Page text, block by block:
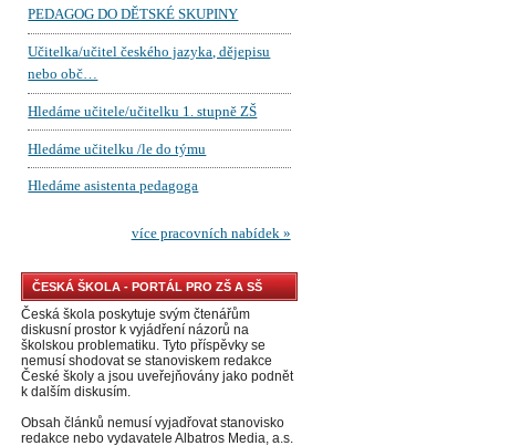
ČESKÁ ŠKOLA - PORTÁL PRO ZŠ A SŠ
Česká škola poskytuje svým čtenářům
diskusní prostor k vyjádření názorů na
školskou problematiku. Tyto příspěvky se
nemusí shodovat se stanoviskem redakce
České školy a jsou uveřejňovány jako podnět
k dalším diskusím.
Obsah článků nemusí vyjadřovat stanovisko
redakce nebo vydavatele Albatros Media, a.s.